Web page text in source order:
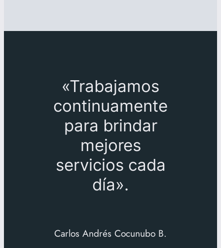
«Trabajamos
continuamente
para brindar
mejores
servicios cada
día».
Carlos Andrés Cocunubo B.